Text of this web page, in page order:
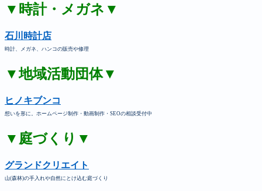
▼時計・メガネ▼
石川時計店
時計、メガネ、ハンコの販売や修理
▼地域活動団体▼
ヒノキブンコ
想いを形に。ホームページ制作・動画制作・SEOの相談受付中
▼庭づくり▼
グランドクリエイト
山(森林)の手入れや自然にとけ込む庭づくり